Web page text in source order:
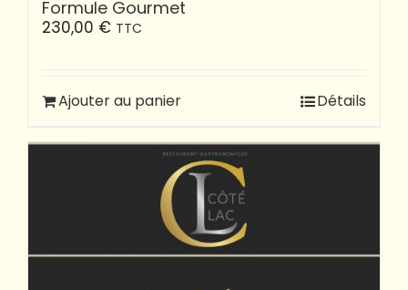
Formule Gourmet
230,00 € TTC
Ajouter au panier Détails